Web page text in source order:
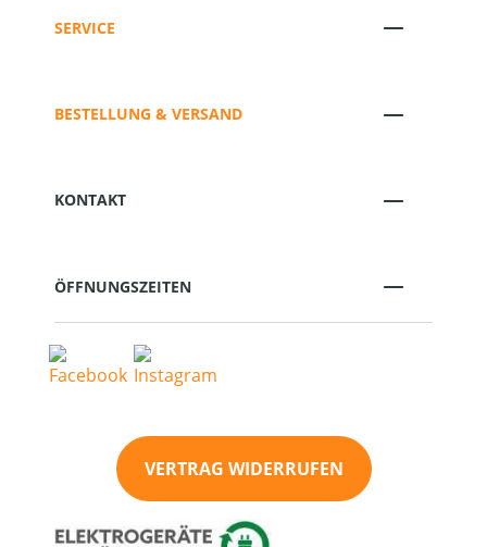
SERVICE
BESTELLUNG & VERSAND
KONTAKT
ÖFFNUNGSZEITEN
VERTRAG WIDERRUFEN